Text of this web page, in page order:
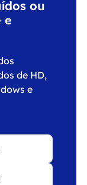
ou
e
de HD,
e